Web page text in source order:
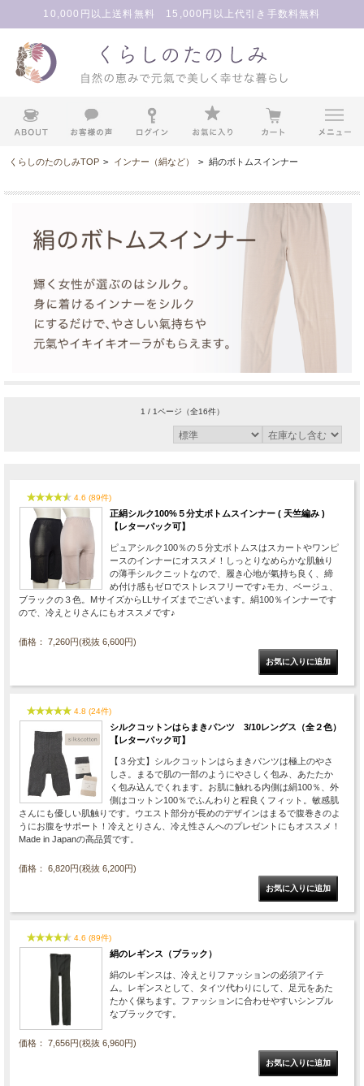
10,000円以上送料無料 15,000円以上代引き手数料無料
くらしのたのしみTOP > インナー（絹など） > 絹のボトムスインナー
1 / 1ページ （全16件）
4.6 (89件)
正絹シルク100%５分丈ボトムスインナー ( 天竺編み )
【レターパック可】
ピュアシルク100％の５分丈ボトムスはスカートやワンピ
ースのインナーにオススメ！しっとりなめらかな肌触り
の薄手シルクニットなので、履き心地が氣持ち良く、締
め付け感もゼロでストレスフリーです♪モカ、ベージュ、
ブラックの３色。MサイズからLLサイズまでございます。絹100％インナーです
ので、冷えとりさんにもオススメです♪
価格： 7,260円(税抜 6,600円)
4.8 (24件)
シルクコットンはらまきパンツ 3/10レングス（全２色）
【レターパック可】
【３分丈】シルクコットンはらまきパンツは極上のやさ
しさ。まるで肌の一部のようにやさしく包み、あたたか
く包み込んでくれます。お肌に触れる内側は絹100％、外
側はコットン100％でふんわりと程良くフィット。敏感肌
さんにも優しい肌触りです。ウエスト部分が長めのデザインはまるで腹巻きのよ
うにお腹をサポート！冷えとりさん、冷え性さんへのプレゼントにもオススメ！
Made in Japanの高品質です。
価格： 6,820円(税抜 6,200円)
4.6 (89件)
絹のレギンス（ブラック）
絹のレギンスは、冷えとりファッションの必須アイテ
ム。レギンスとして、タイツ代わりにして、足元をあた
たかく保ちます。ファッションに合わせやすいシンプル
なブラックです。
価格： 7,656円(税抜 6,960円)